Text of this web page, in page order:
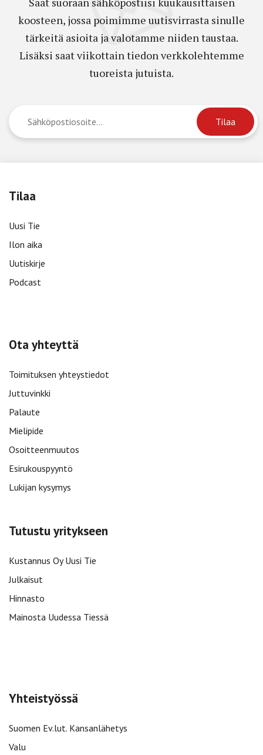
koosteen, jossa poimimme uutisvirrasta sinulle
tärkeitä asioita ja valotamme niiden taustaa.
Lisäksi saat viikottain tiedon verkkolehtemme
tuoreista jutuista.
Tilaa
Uusi Tie
Ilon aika
Uutiskirje
Podcast
Ota yhteyttä
Toimituksen yhteystiedot
Juttuvinkki
Palaute
Mielipide
Osoitteenmuutos
Esirukouspyyntö
Lukijan kysymys
Tutustu yritykseen
Kustannus Oy Uusi Tie
Julkaisut
Hinnasto
Mainosta Uudessa Tiessä
Yhteistyössä
Suomen Ev.lut. Kansanlähetys
Valu